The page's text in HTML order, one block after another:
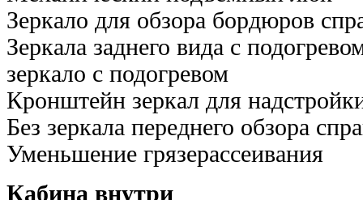
Зеркало для обзора бордюров
Зеркала заднего вида с
зеркало с подогревом
Кронштейн зеркал для
Без зеркала переднего обзора
Уменьшение грязерассеивания
Кабина внутри